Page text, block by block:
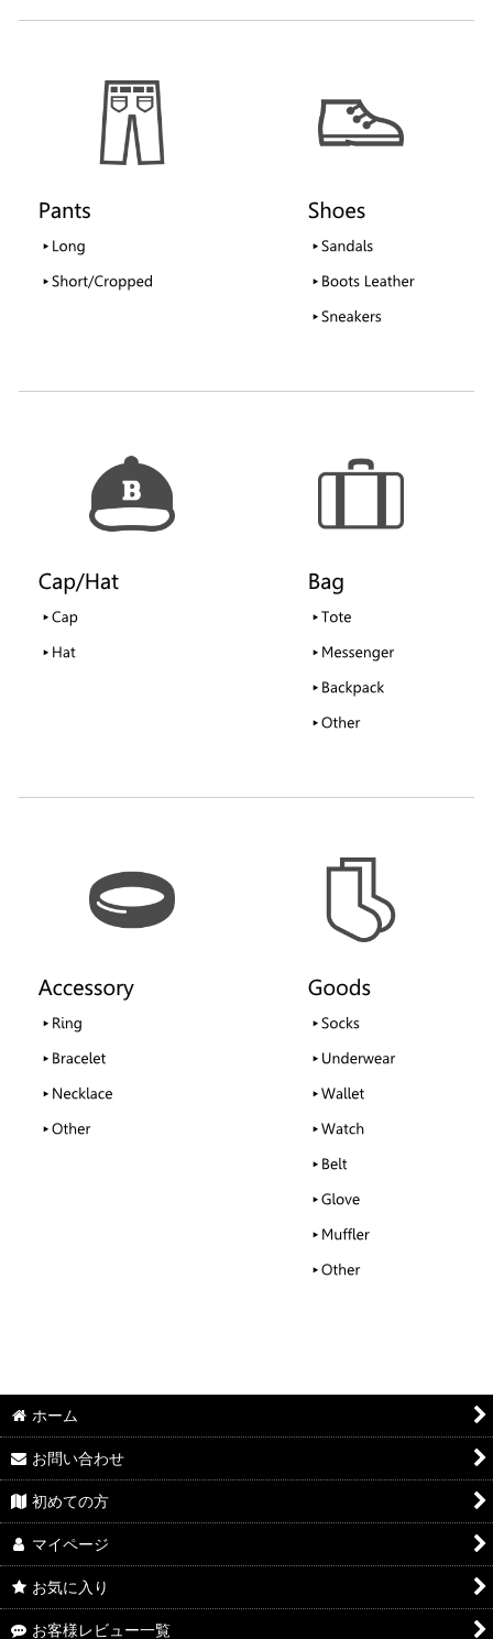
ホーム
お問い合わせ
初めての方
マイページ
お気に入り
お客様レビュー一覧